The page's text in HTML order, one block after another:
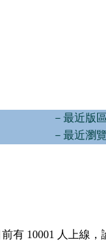
－最近版
－最近瀏
有 10001 人上線